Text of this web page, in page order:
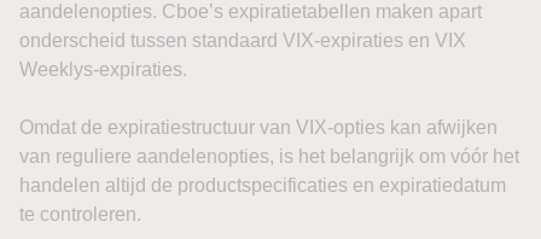
aandelenopties. Cboe’s expiratietabellen maken apart
onderscheid tussen standaard VIX-expiraties en VIX
Weeklys-expiraties.
Omdat de expiratiestructuur van VIX-opties kan afwijken
van reguliere aandelenopties, is het belangrijk om vóór het
handelen altijd de productspecificaties en expiratiedatum
te controleren.